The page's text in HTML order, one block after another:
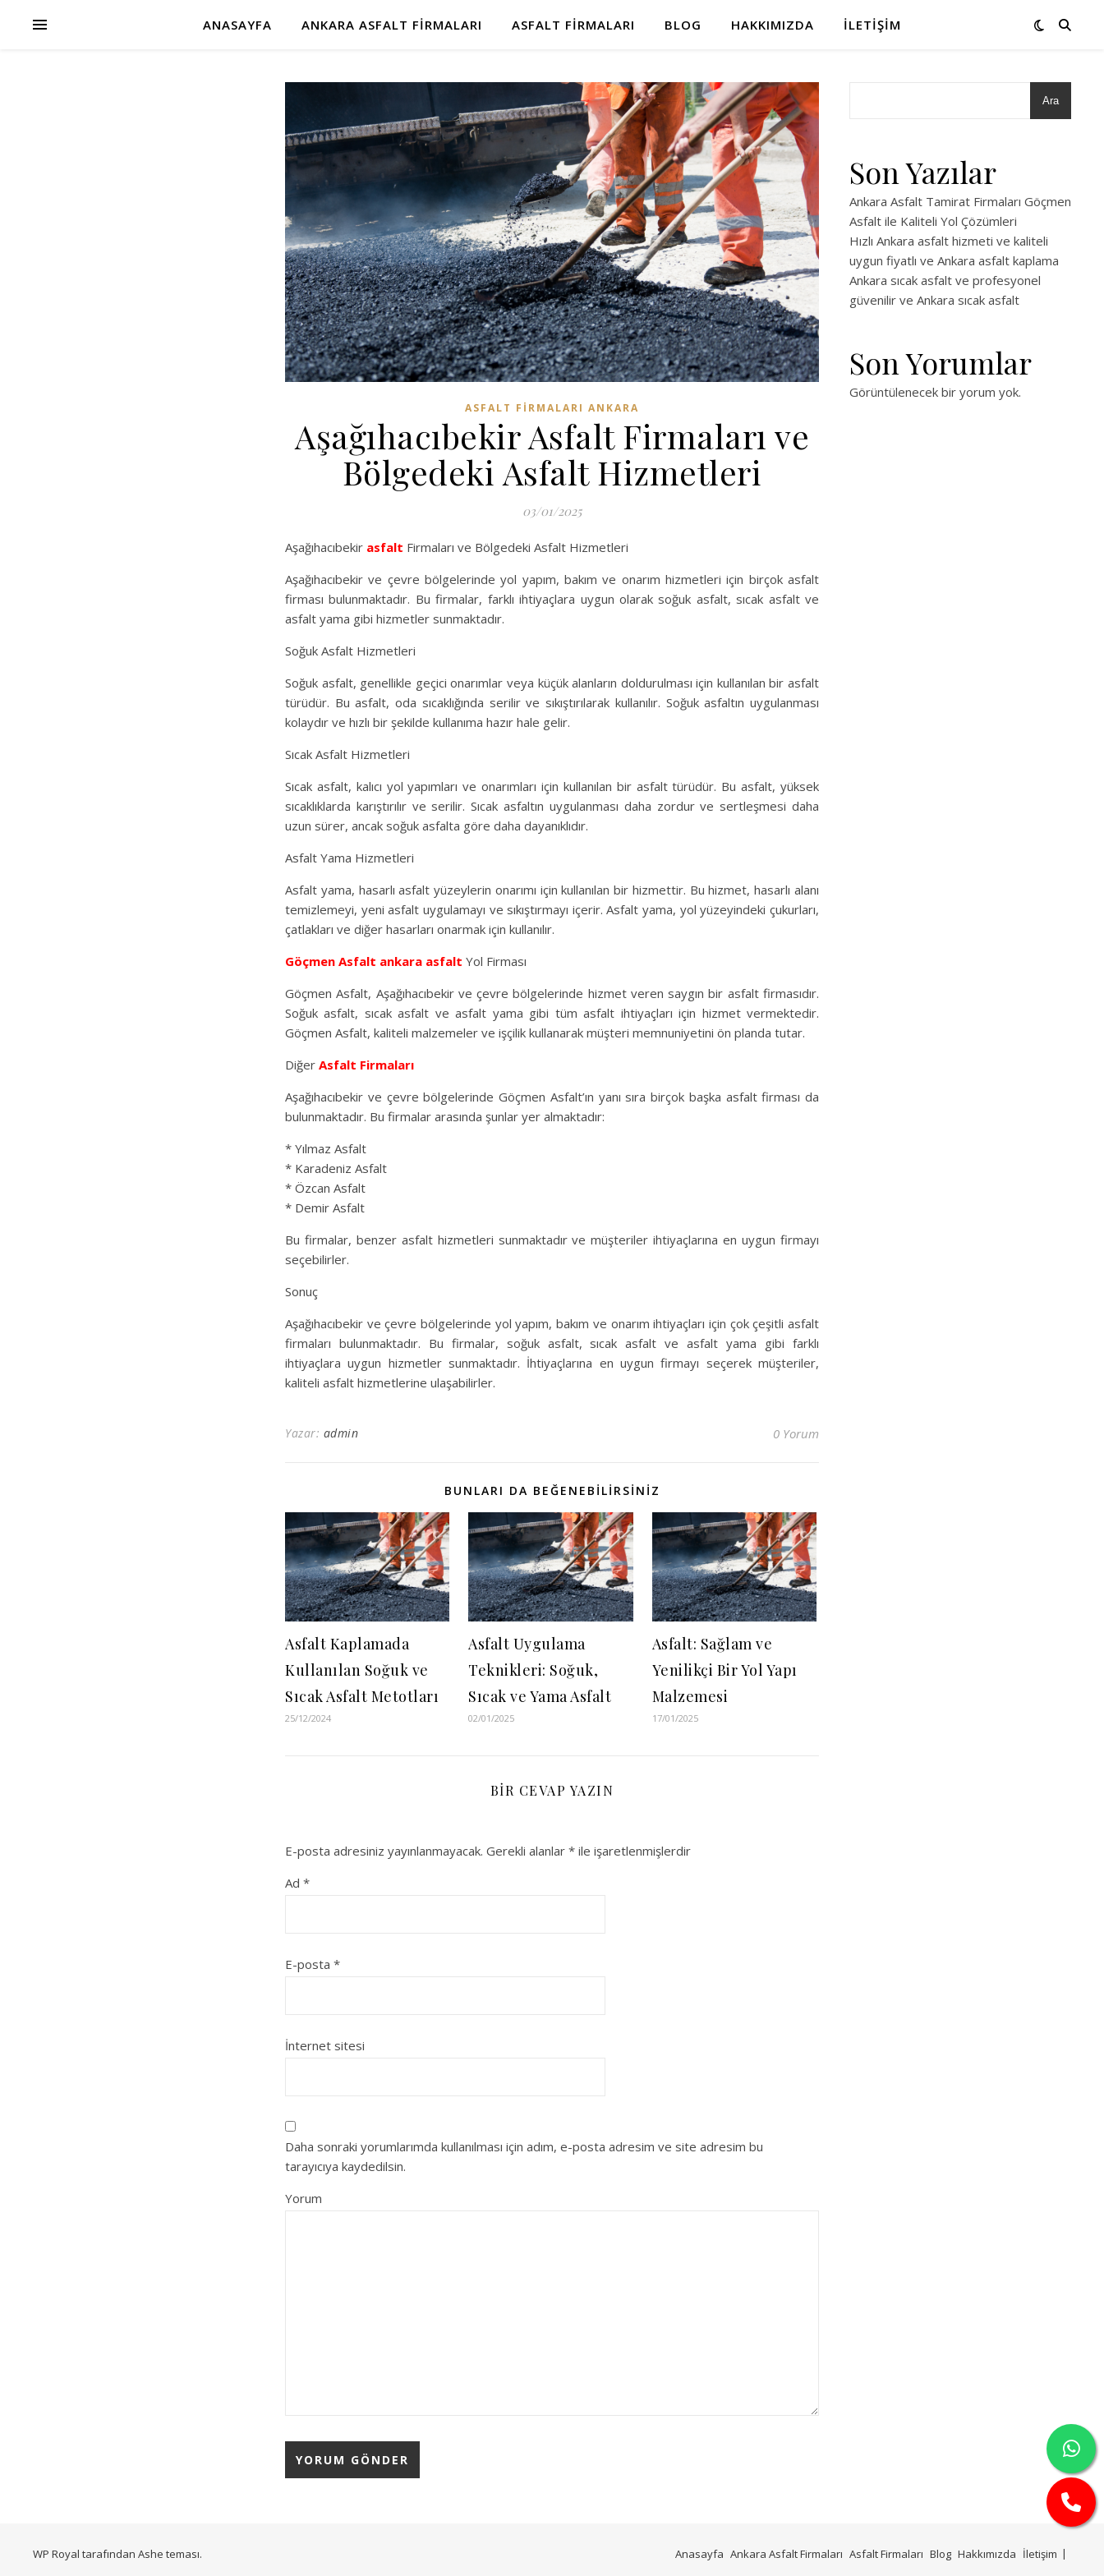
ANASAYFA ANKARA ASFALT FIRMALARI ASFALT FIRMALARI BLOG HAKKIMIZDA İLETIŞIM
ASFALT FIRMALARI ANKARA
Aşağıhacıbekir Asfalt Firmaları ve
Bölgedeki Asfalt Hizmetleri
03/01/2025
Aşağıhacıbekir asfalt Firmaları ve Bölgedeki Asfalt Hizmetleri
Aşağıhacıbekir ve çevre bölgelerinde yol yapım, bakım ve onarım hizmetleri için birçok asfalt
firması bulunmaktadır. Bu firmalar, farklı ihtiyaçlara uygun olarak soğuk asfalt, sıcak asfalt ve
asfalt yama gibi hizmetler sunmaktadır.
Soğuk Asfalt Hizmetleri
Soğuk asfalt, genellikle geçici onarımlar veya küçük alanların doldurulması için kullanılan bir asfalt
türüdür. Bu asfalt, oda sıcaklığında serilir ve sıkıştırılarak kullanılır. Soğuk asfaltın uygulanması
kolaydır ve hızlı bir şekilde kullanıma hazır hale gelir.
Sıcak Asfalt Hizmetleri
Sıcak asfalt, kalıcı yol yapımları ve onarımları için kullanılan bir asfalt türüdür. Bu asfalt, yüksek
sıcaklıklarda karıştırılır ve serilir. Sıcak asfaltın uygulanması daha zordur ve sertleşmesi daha
uzun sürer, ancak soğuk asfalta göre daha dayanıklıdır.
Asfalt Yama Hizmetleri
Asfalt yama, hasarlı asfalt yüzeylerin onarımı için kullanılan bir hizmettir. Bu hizmet, hasarlı alanı
temizlemeyi, yeni asfalt uygulamayı ve sıkıştırmayı içerir. Asfalt yama, yol yüzeyindeki çukurları,
çatlakları ve diğer hasarları onarmak için kullanılır.
Göçmen Asfalt ankara asfalt Yol Firması
Göçmen Asfalt, Aşağıhacıbekir ve çevre bölgelerinde hizmet veren saygın bir asfalt firmasıdır.
Soğuk asfalt, sıcak asfalt ve asfalt yama gibi tüm asfalt ihtiyaçları için hizmet vermektedir.
Göçmen Asfalt, kaliteli malzemeler ve işçilik kullanarak müşteri memnuniyetini ön planda tutar.
Diğer Asfalt Firmaları
Aşağıhacıbekir ve çevre bölgelerinde Göçmen Asfalt’ın yanı sıra birçok başka asfalt firması da
bulunmaktadır. Bu firmalar arasında şunlar yer almaktadır:
* Yılmaz Asfalt
* Karadeniz Asfalt
* Özcan Asfalt
* Demir Asfalt
Bu firmalar, benzer asfalt hizmetleri sunmaktadır ve müşteriler ihtiyaçlarına en uygun firmayı
seçebilirler.
Sonuç
Aşağıhacıbekir ve çevre bölgelerinde yol yapım, bakım ve onarım ihtiyaçları için çok çeşitli asfalt
firmaları bulunmaktadır. Bu firmalar, soğuk asfalt, sıcak asfalt ve asfalt yama gibi farklı
ihtiyaçlara uygun hizmetler sunmaktadır. İhtiyaçlarına en uygun firmayı seçerek müşteriler,
kaliteli asfalt hizmetlerine ulaşabilirler.
Yazar: admin 0 Yorum
BUNLARI DA BEĞENEBILIRSINIZ
Asfalt Kaplamada
Kullanılan Soğuk ve
Sıcak Asfalt Metotları
25/12/2024
Asfalt Uygulama
Teknikleri: Soğuk,
Sıcak ve Yama Asfalt
02/01/2025
Asfalt: Sağlam ve
Yenilikçi Bir Yol Yapı
Malzemesi
17/01/2025
BIR CEVAP YAZIN
E-posta adresiniz yayınlanmayacak. Gerekli alanlar * ile işaretlenmişlerdir
Ad *
E-posta *
İnternet sitesi
Daha sonraki yorumlarımda kullanılması için adım, e-posta adresim ve site adresim bu
tarayıcıya kaydedilsin.
Yorum
Ara
Son Yazılar
Ankara Asfalt Tamirat Firmaları Göçmen
Asfalt ile Kaliteli Yol Çözümleri
Hızlı Ankara asfalt hizmeti ve kaliteli
uygun fiyatlı ve Ankara asfalt kaplama
Ankara sıcak asfalt ve profesyonel
güvenilir ve Ankara sıcak asfalt
Son Yorumlar
Görüntülenecek bir yorum yok.
Anasayfa Ankara Asfalt Firmaları Asfalt Firmaları Blog Hakkımızda İletişim
WP Royal tarafından Ashe teması.